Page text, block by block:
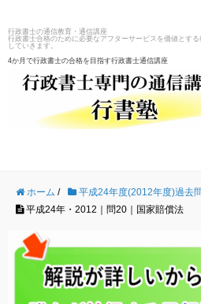
行政書士の通信教育・通信講座
行政書士合格のために必要なアフターサービスを価値とす
していきます。
4か月で行政書士の合格を目指す行政書士通信講座
ホーム / 平成24年度(2012年度)過去
平成24年・2012｜問20｜国家賠償法